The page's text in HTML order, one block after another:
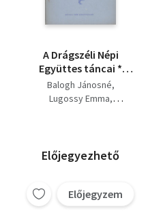
A Drágszéli Népi
Együttes táncai *
Kalocsavidéki táncok
Balogh Jánosné
Lugossy Emma
Előjegyezhető
Előjegyzem